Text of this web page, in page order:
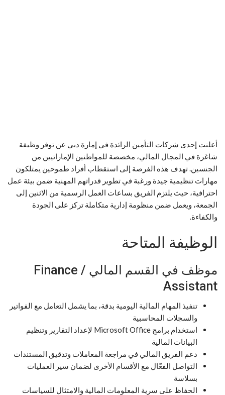
أعلنت إحدى شركات التأمين الرائدة في إمارة دبي عن توفر وظيفة
شاغرة في المجال المالي، مخصصة للمواطنين الإماراتيين من
الجنسين. تهدف هذه الفرصة إلى استقطاب أفراد طموحين يمتلكون
مهارات تنظيمية جيدة ورغبة في تطوير قدراتهم المهنية ضمن بيئة عمل
احترافية، حيث يلتزم الفريق بساعات العمل الرسمية من الاثنين إلى
الجمعة، ويعمل ضمن منظومة إدارية متكاملة تركز على الجودة
والكفاءة.
الوظيفة المتاحة
موظف في القسم المالي / Finance
Assistant
تنفيذ المهام المالية اليومية بدقة، بما يشمل التعامل مع الفواتير
والسجلات المحاسبية
استخدام برامج Microsoft Office لإعداد التقارير وتنظيم
البيانات المالية
دعم الفريق المالي في مراجعة المعاملات وتدقيق المستندات
التواصل الفعّال مع الأقسام الأخرى لضمان سير العمليات
بسلاسة
الحفاظ على سرية المعلومات المالية والامتثال للسياسات